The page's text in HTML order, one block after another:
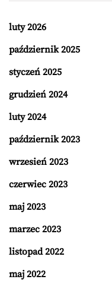
luty 2026
październik 2025
styczeń 2025
grudzień 2024
luty 2024
październik 2023
wrzesień 2023
czerwiec 2023
maj 2023
marzec 2023
listopad 2022
maj 2022